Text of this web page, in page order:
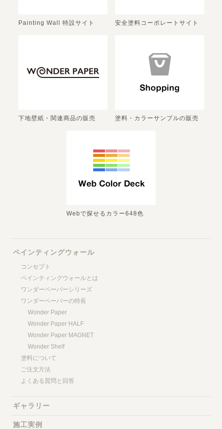
Painting Wall 特設サイト 安全塗料コーポレートサイト
下地壁紙・関連商品の販売 塗料・カラーサンプルの販売
Webで探せるカラー648色
ペインティングウォール
コンセプト
ペインティングウォールとは
ワンダーペーパーシリーズ
ワンダーペーパーの特長
Wonder Paper
Wonder Paper HALF
Wonder Paper MAGNET
Wonder Shelf
塗料について
ご注文方法
よくある質問と回答
ギャラリー
施工実例